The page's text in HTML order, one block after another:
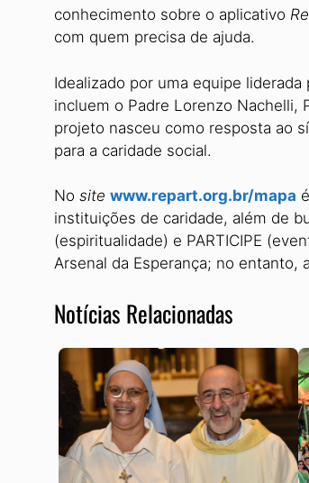
conhecimento sobre o aplicativo
com quem precisa de ajuda.
Idealizado por uma equipe
incluem o Padre Lorenzo Nachelli,
projeto nasceu como resposta ao
para a caridade social.
No site www.repart.org.br/mapa
instituições de caridade, além de
(espiritualidade) e PARTICIPE
Arsenal da Esperança; no entanto,
Notícias Relacionadas